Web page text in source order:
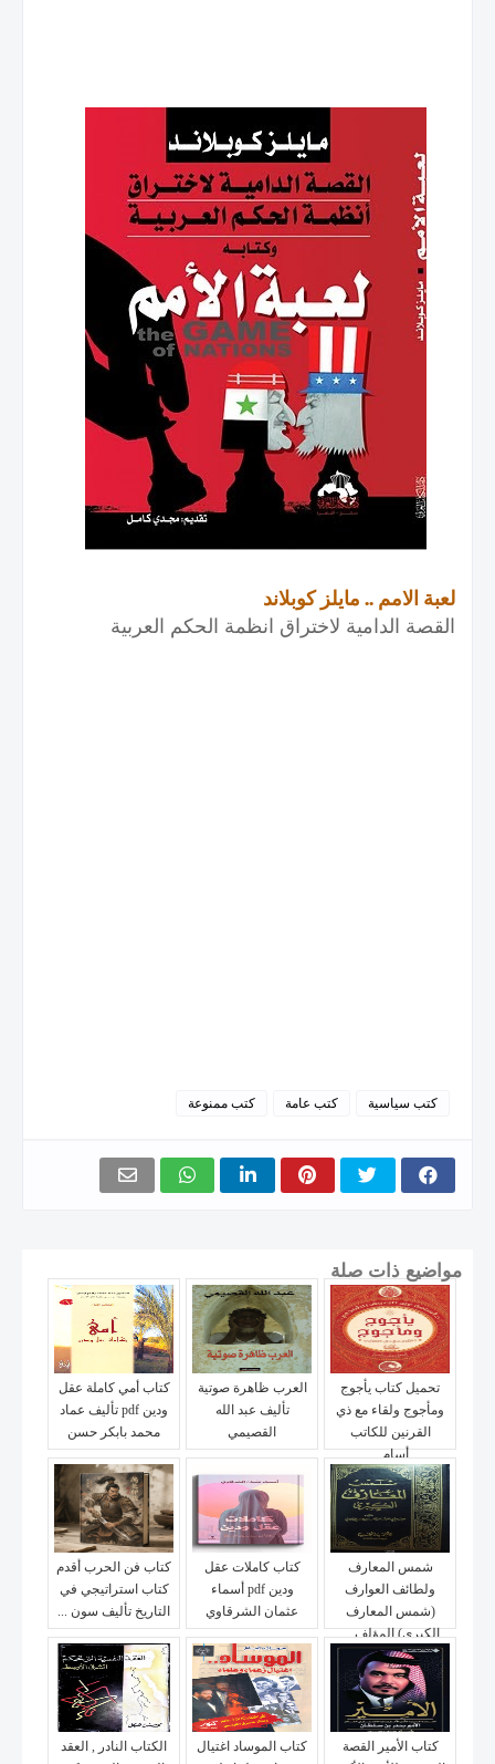
لعبة الامم .. مايلز كوبلاند
القصة الدامية لاختراق انظمة الحكم العربية
كتب سياسية كتب عامة كتب ممنوعة
مواضيع ذات صلة
تحميل كتاب يأجوج
ومأجوج ولقاء مع ذي
القرنين للكاتب
أسام...
العرب ظاهرة صوتية
تأليف عبد الله
القصيمي
كتاب أمي كاملة عقل
ودين pdf تأليف عماد
محمد بابكر حسن
شمس المعارف
ولطائف العوارف
(شمس المعارف
الكبرى) المؤلف ...
كتاب كاملات عقل
ودين pdf أسماء
عثمان الشرقاوي
كتاب فن الحرب أقدم
كتاب استراتيجي في
التاريخ تأليف سون ...
كتاب الأمير القصة
كتاب الموساد اغتيال
الكتاب النادر , العقد